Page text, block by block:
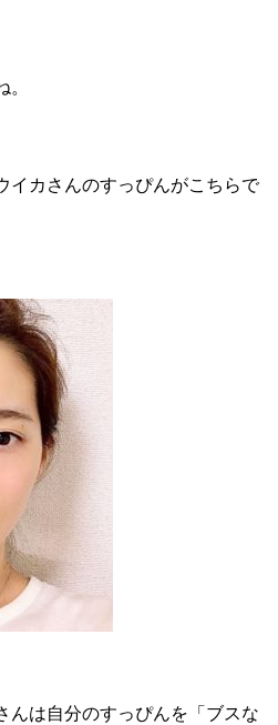
イカさんのすっぴんがこちらで
んは自分のすっぴんを「ブスな